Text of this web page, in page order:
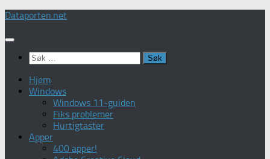
Skip
content
Dataporten.net
Søk
etter:
Hjem
Windows
Windows 11-guiden
Fiks problemer
Hurtigtaster
Apper
400 apper!